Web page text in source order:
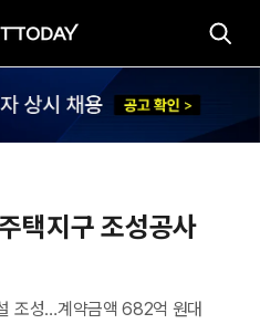
택지구 조성공사
조성…계약금액 682억 원대